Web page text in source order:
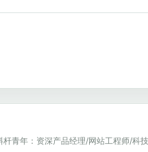
青年：资深产品经理/网站工程师/科